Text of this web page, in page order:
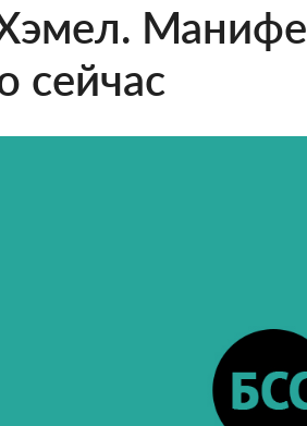
сейчас